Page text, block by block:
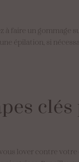
à faire un gommage
épilation, si
clés
vous lover contre